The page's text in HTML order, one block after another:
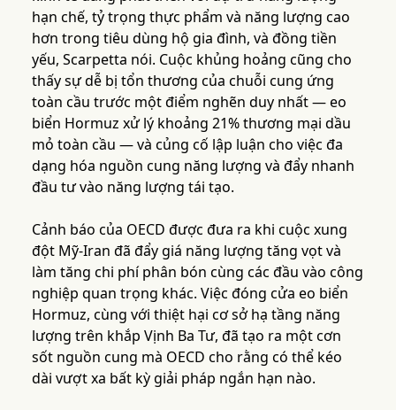
hạn chế, tỷ trọng thực phẩm và năng lượng cao
hơn trong tiêu dùng hộ gia đình, và đồng tiền
yếu, Scarpetta nói. Cuộc khủng hoảng cũng cho
thấy sự dễ bị tổn thương của chuỗi cung ứng
toàn cầu trước một điểm nghẽn duy nhất — eo
biển Hormuz xử lý khoảng 21% thương mại dầu
mỏ toàn cầu — và củng cố lập luận cho việc đa
dạng hóa nguồn cung năng lượng và đẩy nhanh
đầu tư vào năng lượng tái tạo.
Cảnh báo của OECD được đưa ra khi cuộc xung
đột Mỹ-Iran đã đẩy giá năng lượng tăng vọt và
làm tăng chi phí phân bón cùng các đầu vào công
nghiệp quan trọng khác. Việc đóng cửa eo biển
Hormuz, cùng với thiệt hại cơ sở hạ tầng năng
lượng trên khắp Vịnh Ba Tư, đã tạo ra một cơn
sốt nguồn cung mà OECD cho rằng có thể kéo
dài vượt xa bất kỳ giải pháp ngắn hạn nào.